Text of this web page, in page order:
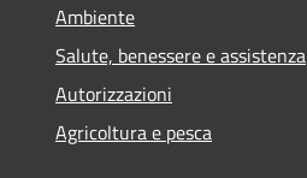
Ambiente
Salute, benessere e assistenza
Autorizzazioni
Agricoltura e pesca